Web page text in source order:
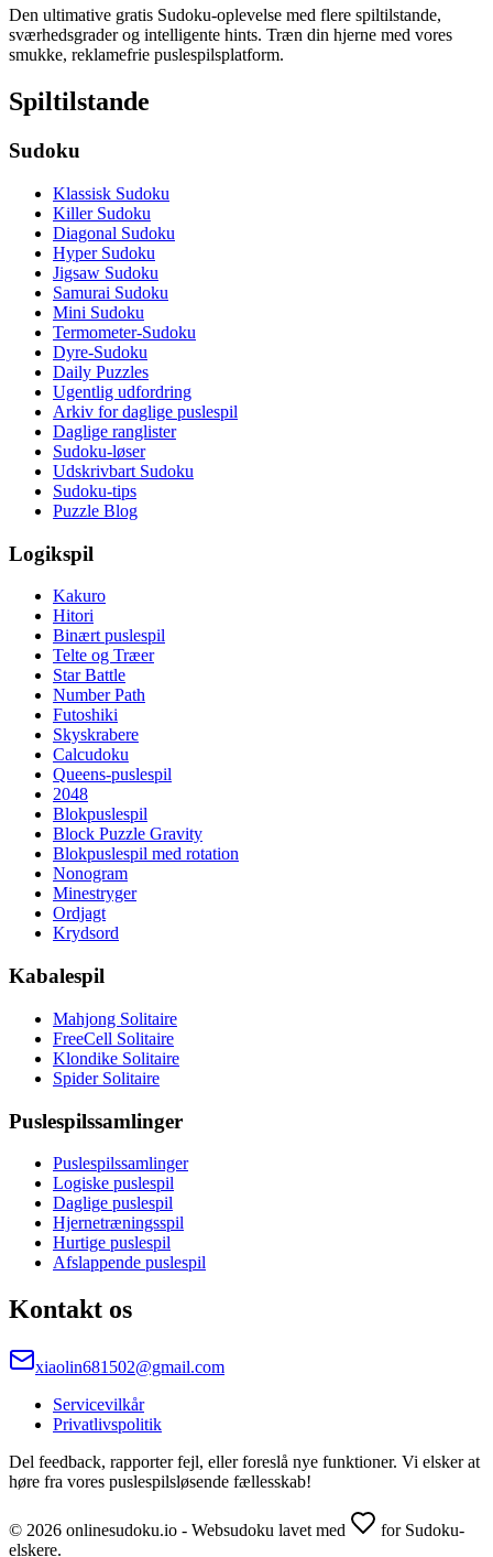
Den ultimative gratis Sudoku-oplevelse med flere spiltilstande,
sværhedsgrader og intelligente hints. Træn din hjerne med vores
smukke, reklamefrie puslespilsplatform.
Spiltilstande
Sudoku
Klassisk Sudoku
Killer Sudoku
Diagonal Sudoku
Hyper Sudoku
Jigsaw Sudoku
Samurai Sudoku
Mini Sudoku
Termometer-Sudoku
Dyre-Sudoku
Daily Puzzles
Ugentlig udfordring
Arkiv for daglige puslespil
Daglige ranglister
Sudoku-løser
Udskrivbart Sudoku
Sudoku-tips
Puzzle Blog
Logikspil
Kakuro
Hitori
Binært puslespil
Telte og Træer
Star Battle
Number Path
Futoshiki
Skyskrabere
Calcudoku
Queens-puslespil
2048
Blokpuslespil
Block Puzzle Gravity
Blokpuslespil med rotation
Nonogram
Minestryger
Ordjagt
Krydsord
Kabalespil
Mahjong Solitaire
FreeCell Solitaire
Klondike Solitaire
Spider Solitaire
Puslespilssamlinger
Puslespilssamlinger
Logiske puslespil
Daglige puslespil
Hjernetræningsspil
Hurtige puslespil
Afslappende puslespil
Kontakt os
xiaolin681502@gmail.com
Servicevilkår
Privatlivspolitik
Del feedback, rapporter fejl, eller foreslå nye funktioner. Vi elsker at
høre fra vores puslespilsløsende fællesskab!
© 2026 onlinesudoku.io - Websudoku lavet med
for Sudoku-
elskere.